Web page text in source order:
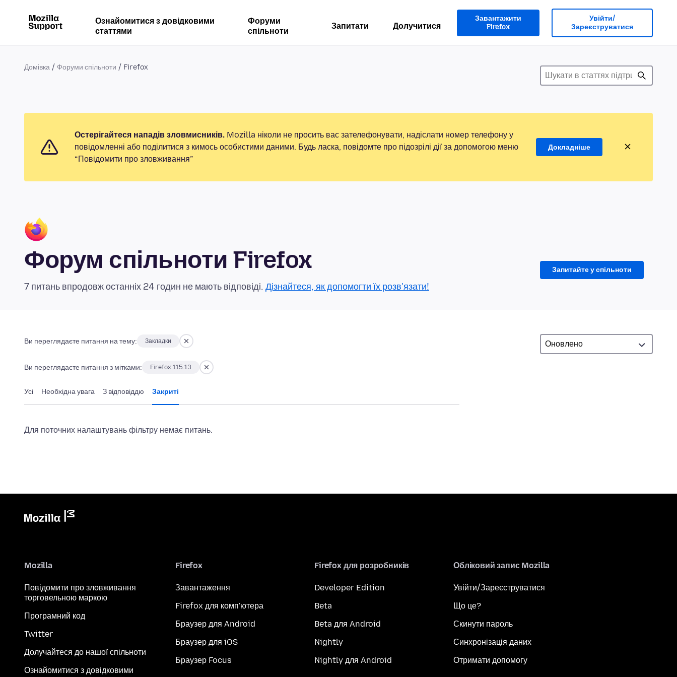
Ознайомитися з довідковими
статтями
Форуми
спільноти
Запитати Долучитися
Завантажити
Firefox
Увійти/
Зареєструватися
Домівка Форуми спільноти Firefox
Остерігайтеся нападів зловмисників. Mozilla ніколи не просить вас зателефонувати, надіслати номер телефону у
повідомленні або поділитися з кимось особистими даними. Будь ласка, повідомте про підозрілі дії за допомогою меню
“Повідомити про зловживання”
Докладніше
Форум спільноти Firefox
7 питань впродовж останніх 24 годин не мають відповіді. Дізнайтеся, як допомогти їх розв'язати!
Запитайте у спільноти
Ви переглядаєте питання на тему: Закладки
Ви переглядаєте питання з мітками: Firefox 115.13
Усі Необхідна увага З відповіддю Закриті
Для поточних налаштувань фільтру немає питань.
Mozilla
Повідомити про зловживання
торговельною маркою
Програмний код
Twitter
Долучайтеся до нашої спільноти
Ознайомитися з довідковими
Firefox
Завантаження
Firefox для комп'ютера
Браузер для Android
Браузер для iOS
Браузер Focus
Firefox для розробників
Developer Edition
Beta
Beta для Android
Nightly
Nightly для Android
Обліковий запис Mozilla
Увійти/Зареєструватися
Що це?
Скинути пароль
Синхронізація даних
Отримати допомогу